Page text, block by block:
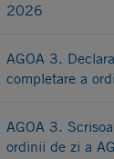
2026
AGOA 3.
completare a
AGOA 3.
ordinii de zi a